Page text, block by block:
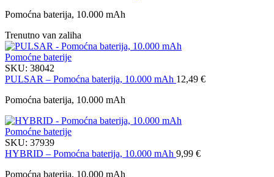
Pomoćna baterija, 10.000 mAh
Trenutno van zaliha
Pomoćne baterije
SKU: 38042
PULSAR – Pomoćna baterija, 10.000 mAh 12,49 €
Pomoćna baterija, 10.000 mAh
Pomoćne baterije
SKU: 37939
HYBRID – Pomoćna baterija, 10.000 mAh 9,99 €
Pomoćna baterija, 10.000 mAh